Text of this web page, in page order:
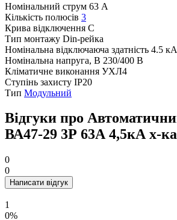
Номінальний струм 63 А
Кількість полюсів 3
Крива відключення C
Тип монтажу Din-рейка
Номінальна відключаюча здатність 4.5 кА
Номінальна напруга, В 230/400 В
Кліматичне виконання УХЛ4
Ступінь захисту IP20
Тип Модульний
Відгуки про
ВА47-29 3Р 63А 4,5кА х-
0
0
Написати відгук
1
0%